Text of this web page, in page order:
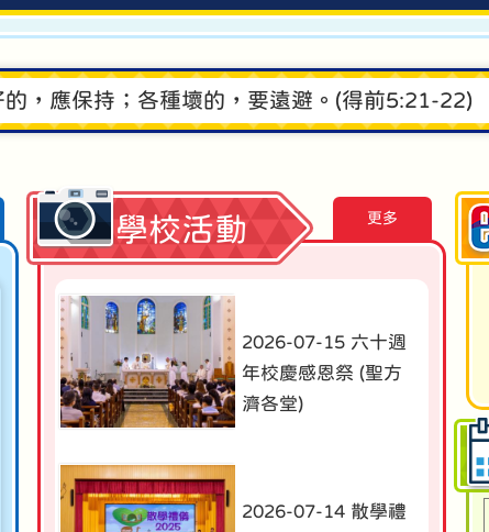
，應保持；各種壞的，要遠避。(得前5:21-22)
更多
學校活動
2026-07-15 六十週
年校慶感恩祭 (聖方
濟各堂)
2026-07-14 散學禮